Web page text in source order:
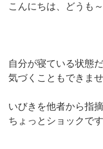
こんにちは、どうも
自分が寝ている状態
気づくこともできま
いびきを他者から指
ちょっとショックです